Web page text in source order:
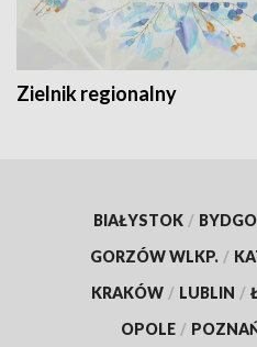
Zielnik regionalny
BIAŁYSTOK /
GORZÓW WLKP. /
KRAKÓW / LUBLIN /
OPOLE /